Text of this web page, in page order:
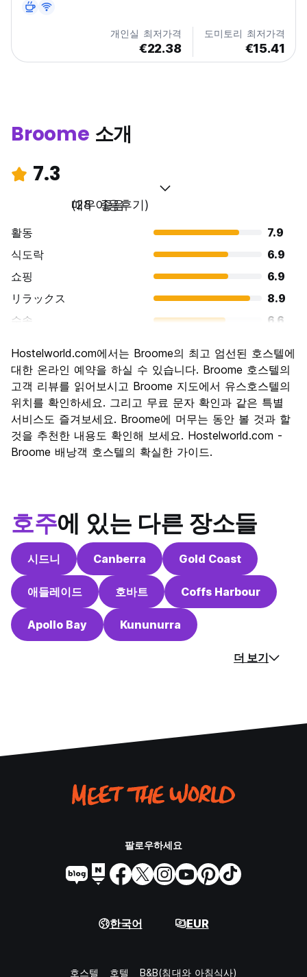
개인실 최저가격
€22.38
도미토리 최저가격
€15.41
Broome 소개
7.3
매우 좋음
(28 이용후기)
활동
7.9
식도락
6.9
쇼핑
6.9
リラックス
8.9
수송
6.6
문화
7.4
나이트 라이프
7.1
가격 대비 만족도
6.1
Hostelworld.com에서는 Broome의 최고 엄선된 호스텔에
대한 온라인 예약을 하실 수 있습니다. Broome 호스텔의
고객 리뷰를 읽어보시고 Broome 지도에서 유스호스텔의
위치를 확인하세요. 그리고 무료 문자 확인과 같은 특별
서비스도 즐겨보세요. Broome에 머무는 동안 볼 것과 할
것을 추천한 내용도 확인해 보세요. Hostelworld.com -
Broome 배낭객 호스텔의 확실한 가이드.
호주에 있는 다른 장소들
시드니 Canberra Gold Coast
애들레이드 호바트 Coffs Harbour
Apollo Bay Kununurra
더 보기
팔로우하세요
한국어 EUR
호스텔 호텔 B&B(침대와 아침식사)